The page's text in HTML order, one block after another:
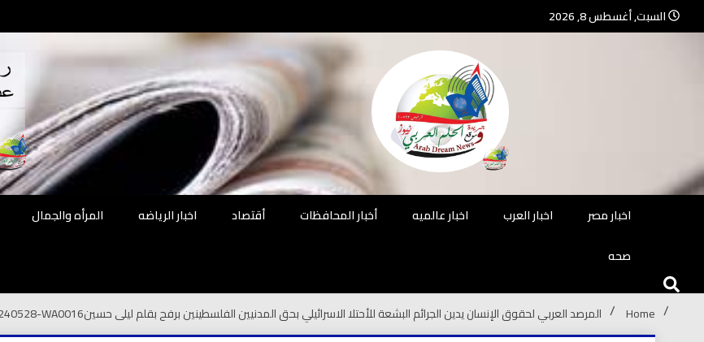
السبت, أغسطس 8, 2026
جريدة
جريدة مستقلة – صحافة تضيئ لك الواقع
اخبار مصر
اخبار العرب اخبار عالميه أخبار المحافظات أقتصاد اخبار الرياضه المرأه والجمال
صحه
Home المرصد العربي لحقوق الإنسان يدين الجرائم البشعة للأحتلا الاسرائيلي بحق المدنيين الفلسطينين برفح بقلم ليلى حسينWA0016